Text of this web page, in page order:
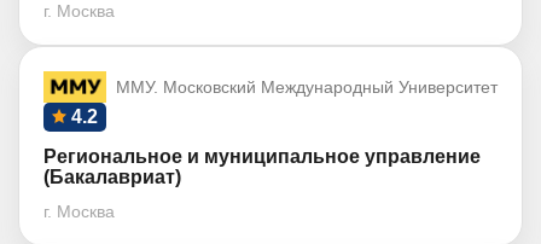
г. Москва
ММУ. Московский Международный Университет
4.2
Региональное и муниципальное управление
(Бакалавриат)
г. Москва